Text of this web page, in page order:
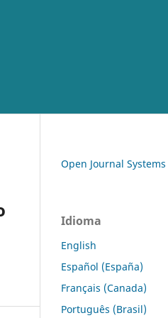
Open Journal Systems
Idioma
English
Español (España)
Français (Canada)
Português (Brasil)